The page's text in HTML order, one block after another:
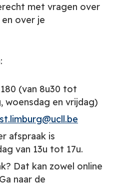
met vragen over
over je
(van 8u30 tot
woensdag en vrijdag)
afspraak is
van 13u tot 17u.
Dat kan zowel online
naar de